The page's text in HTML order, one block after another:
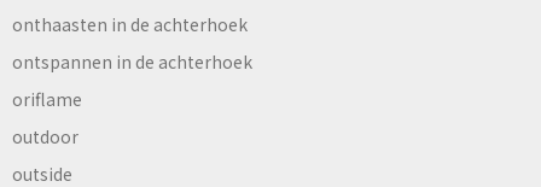
onthaasten in de achterhoek
ontspannen in de achterhoek
oriflame
outdoor
outside